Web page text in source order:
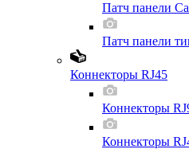
Патч панели
Патч панели
Коннекторы RJ45
Коннекторы
Коннекторы